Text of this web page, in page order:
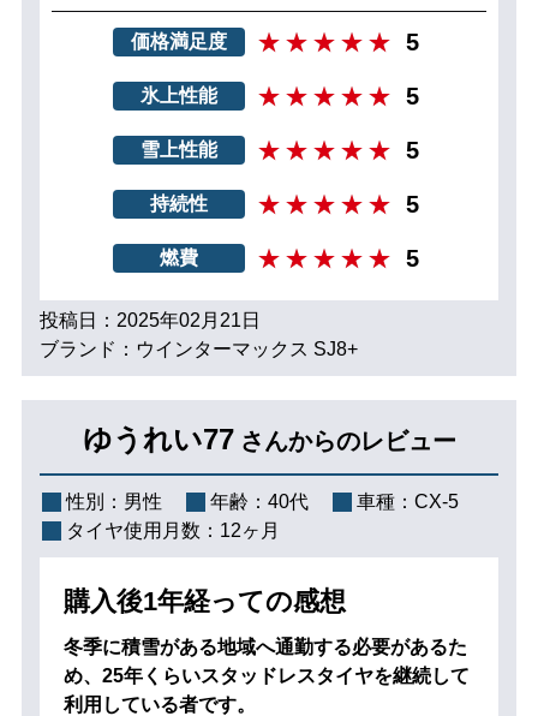
価格満足度 5
氷上性能 5
雪上性能 5
持続性 5
燃費 5
投稿日：2025年02月21日
ブランド：ウインターマックス SJ8+
ゆうれい77 さんからのレビュー
性別： 男性 年齢： 40代 車種： CX-5
タイヤ使用月数： 12ヶ月
購入後1年経っての感想
冬季に積雪がある地域へ通勤する必要があるた
め、25年くらいスタッドレスタイヤを継続して
利用している者です。